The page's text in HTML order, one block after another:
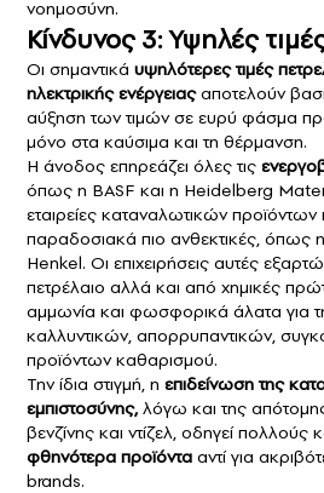
νοημοσύνη.
Κίνδυνος 3: Υψηλές
Οι σημαντικά υψηλότερες τιμές
ηλεκτρικής ενέργειαςαποτελούν
αύξηση των τιμών σε ευρύ φάσμα
μόνο στα καύσιμα και τη θέρμανση.
Η άνοδος επηρεάζει όλες τις
όπως η BASF και η Heidelberg
εταιρείες καταναλωτικών
παραδοσιακά πιο ανθεκτικές, όπως
Henkel. Οι επιχειρήσεις αυτές
πετρέλαιο αλλά και από χημικές
αμμωνία και φωσφορικά άλατα για
καλλυντικών, απορρυπαντικών,
προϊόντων καθαρισμού.
Την ίδια στιγμή, η επιδείνωση της
εμπιστοσύνης,λόγω και της
βενζίνης και ντίζελ, οδηγεί
φθηνότερα προϊόντα αντί για
brands.